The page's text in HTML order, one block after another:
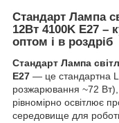
Стандарт Лампа
12Вт 4100K E27 –
оптом і в роздріб
Стандарт Лампа
E27 — це стандартна
розжарювання ~72
рівномірно освітлює
середовище для